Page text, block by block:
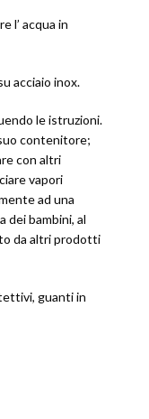
l’ acqua in
acciaio inox.
le istruzioni.
contenitore;
con altri
vapori
ad una
dei bambini, al
da altri prodotti
guanti in